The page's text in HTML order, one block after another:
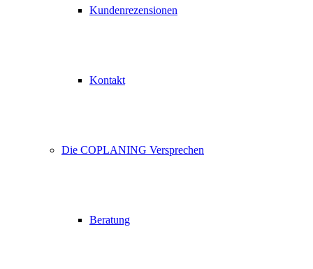
Kundenrezensionen
Kontakt
Die COPLANING Versprechen
Beratung